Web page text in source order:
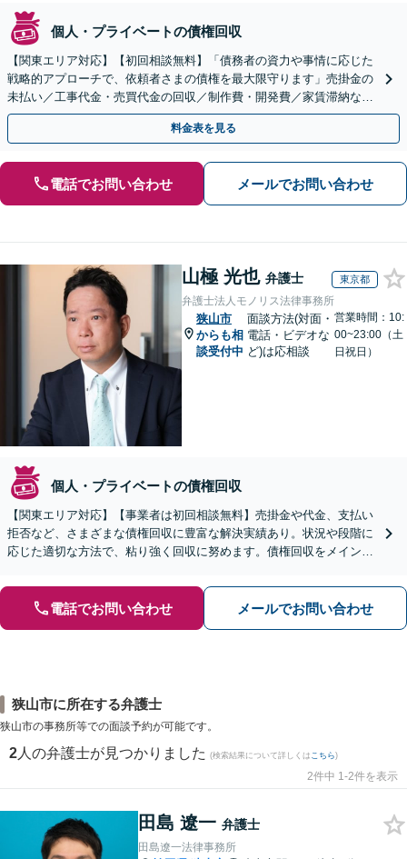
個人・プライベートの債権回収
【関東エリア対応】【初回相談無料】「債務者の資力や事情に応じた
戦略的アプローチで、依頼者さまの債権を最大限守ります」売掛金の
未払い／工事代金・売買代金の回収／制作費・開発費／家賃滞納な
ど、事業活動で発生するあらゆる債権回収に実績あり
料金表を見る
電話でお問い合わせ メールでお問い合わせ
山極 光也 弁護士 東京都
弁護士法人モノリス法律事務所
狭山市
からも相
談受付中
面談方法(対面・
電話・ビデオな
ど)は応相談
営業時間：10:
00~23:00（土
日祝日）
個人・プライベートの債権回収
【関東エリア対応】【事業者は初回相談無料】売掛金や代金、支払い
拒否など、さまざまな債権回収に豊富な解決実績あり。状況や段階に
応じた適切な方法で、粘り強く回収に努めます。債権回収をメインと
電話でお問い合わせ メールでお問い合わせ
狭山市に所在する弁護士
狭山市の事務所等での面談予約が可能です。
2 人の弁護士が見つかりました (検索結果について詳しくは こちら)
2件中 1-2件を表示
田島 遼一 弁護士
田島遼一法律事務所